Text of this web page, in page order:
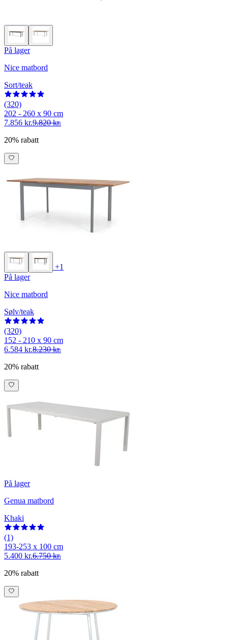
På lager
Nice matbord
Sort/teak
(320)
202 - 260 x 90 cm
7.856 kr.9.820 kr.
20% rabatt
+1
På lager
Nice matbord
Sølv/teak
(320)
152 - 210 x 90 cm
6.584 kr.8.230 kr.
20% rabatt
På lager
Genua matbord
Khaki
(1)
193-253 x 100 cm
5.400 kr.6.750 kr.
20% rabatt